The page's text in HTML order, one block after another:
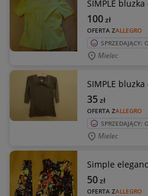
SIMPLE
OFERTA ZALLEGRO
100zł
SPRZEDAJĄCY:
Mielec
SIMPLE
OFERTA ZALLEGRO
35zł
SPRZEDAJĄCY:
Mielec
Simple
OFERTA ZALLEGRO
50zł